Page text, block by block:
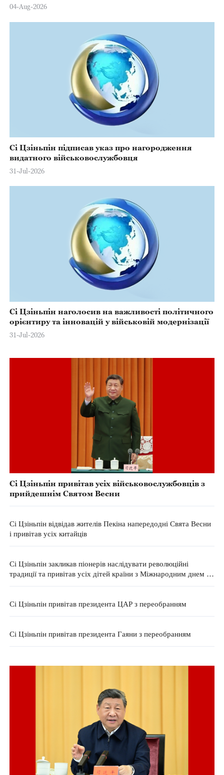
Марстерсу з нагоди Дня Конституції
04-Aug-2026
Сі Цзіньпін підписав указ про нагородження
видатного військовослужбовця
31-Jul-2026
Сі Цзіньпін наголосив на важливості політичного
орієнтиру та інновацій у військовій модернізації
31-Jul-2026
Сі Цзіньпін привітав усіх військовослужбовців з
прийдешнім Святом Весни
Сі Цзіньпін відвідав жителів Пекіна напередодні Свята Весни
і привітав усіх китайців
Сі Цзіньпін закликав піонерів наслідувати революційні
традиції та привітав усіх дітей країни з Міжнародним днем ​​
Сі Цзіньпін привітав президента ЦАР з переобранням
Сі Цзіньпін привітав президента Гаяни з переобранням